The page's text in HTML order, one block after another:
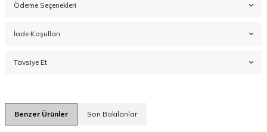
Ödeme Seçenekleri
İade Koşulları
Tavsiye Et
Benzer Ürünler Son Bakılanlar